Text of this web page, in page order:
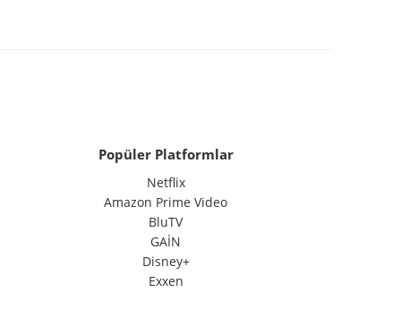
Popüler Platformlar
Netflix
Amazon Prime Video
BluTV
GAİN
Disney+
Exxen